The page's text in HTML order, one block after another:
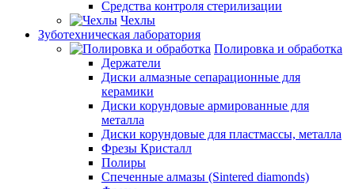
Средства контроля стерилизации
Чехлы
Зуботехническая лаборатория
Полировка и обработка
Держатели
Диски алмазные сепарационные для
керамики
Диски корундовые армированные для
металла
Диски корундовые для пластмассы, металла
Фрезы Кристалл
Полиры
Спеченные алмазы (Sintered diamonds)